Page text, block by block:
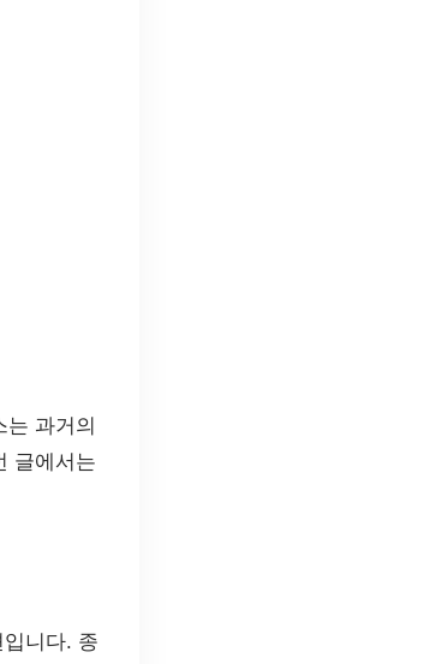
과거의
글에서는
니다. 종